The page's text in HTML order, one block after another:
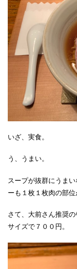
いざ、実食。
う、うまい。
スープが抜群にうま
ーも１枚１枚肉の部位
さて、大前さん推奨
サイズで７００円。